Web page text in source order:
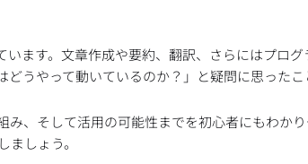
ます。文章作成や要約、翻訳、さらにはプロ
うやって動いているのか？」と疑問に思ったこ
、そして活用の可能性までを初心者にもわか
しょう。